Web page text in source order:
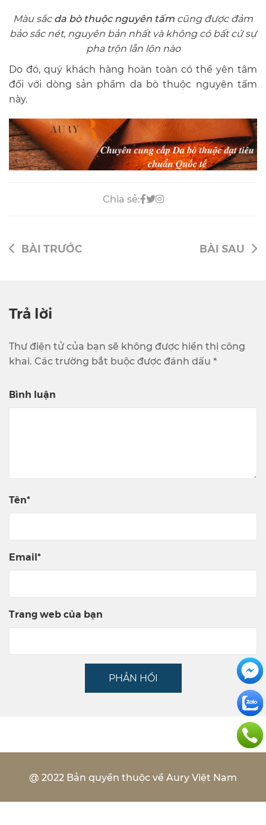
Màu sắc da bò thuộc nguyên tấm cũng được đảm
bảo sắc nét, nguyên bản nhất và không có bất cứ sự
pha trộn lẫn lộn nào
Do đó, quý khách hàng hoàn toàn có thể yên tâm
đối với dòng sản phẩm da bò thuộc nguyên tấm
này.
Chia sẻ:
BÀI TRƯỚC BÀI SAU
Trả lời
Thư điện tử của bạn sẽ không được hiển thị công
khai. Các trường bắt buộc được đánh dấu *
Bình luận
Tên*
Email*
Trang web của bạn
PHẢN HỒI
@ 2022 Bản quyền thuộc về Aury Việt Nam